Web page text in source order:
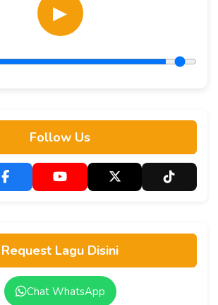
▶
Follow Us
Request Lagu Disini
Chat WhatsApp